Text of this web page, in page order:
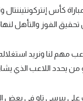
كأس
الفوز والتأهل
مهم لنا ونريد
من يحدد اللاعب الذي
على بيرسي تاو في بعض